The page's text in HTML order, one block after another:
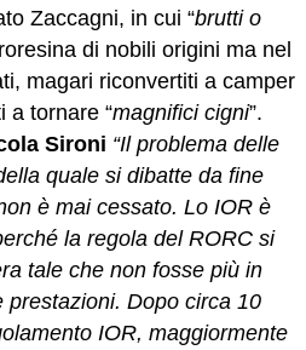
Zaccagni, in cui “brutti o
di nobili origini ma nel
magari riconvertiti a camper
a tornare “magnifici cigni”.
Sironi “Il problema delle
quale si dibatte da fine
è mai cessato. Lo IOR è
la regola del RORC si
tale che non fosse più in
Dopo circa 10
IOR, maggiormente